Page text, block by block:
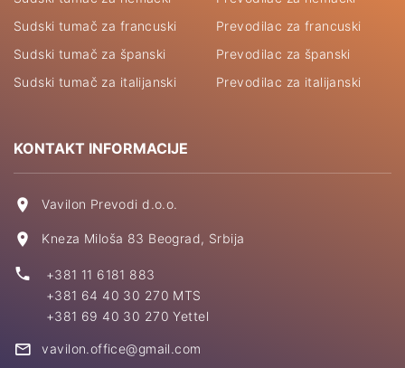
Sudski tumač za francuski
Sudski tumač za španski
Sudski tumač za italijanski
Prevodilac za francuski
Prevodilac za španski
Prevodilac za italijanski
KONTAKT INFORMACIJE
Vavilon Prevodi d.o.o.
Kneza Miloša 83 Beograd, Srbija
+381 11 6181 883
+381 64 40 30 270 MTS
+381 69 40 30 270 Yettel
vavilon.office@gmail.com